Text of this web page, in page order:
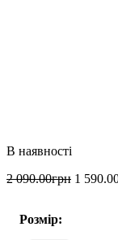
2 090.00грн 1 590.
Розмір: